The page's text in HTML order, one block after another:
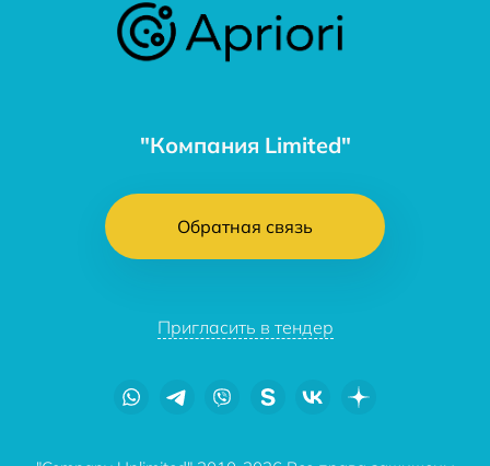
"Компания Limited"
Обратная связь
Пригласить в тендер